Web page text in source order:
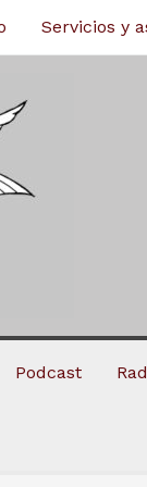
Servicios y
Podcast